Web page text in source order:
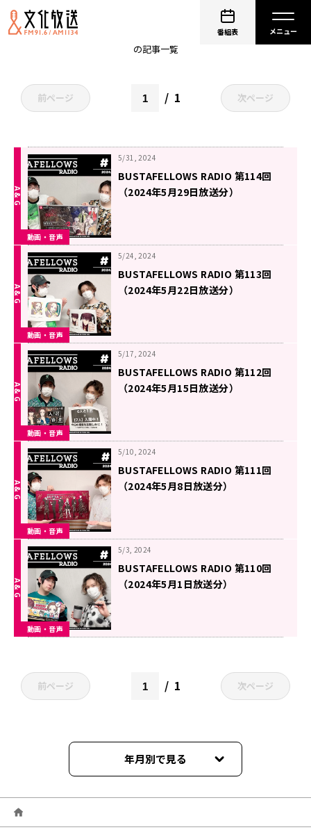
番組表
の記事一覧
前ページ 1 次ページ
動画・音声
5/31, 2024
BUSTAFELLOWS RADIO 第114回
（2024年5月29日放送分）
動画・音声
5/24, 2024
BUSTAFELLOWS RADIO 第113回
（2024年5月22日放送分）
動画・音声
5/17, 2024
BUSTAFELLOWS RADIO 第112回
（2024年5月15日放送分）
動画・音声
5/10, 2024
BUSTAFELLOWS RADIO 第111回
（2024年5月8日放送分）
動画・音声
5/3, 2024
BUSTAFELLOWS RADIO 第110回
（2024年5月1日放送分）
前ページ 1 次ページ
年月別で見る
2026年01月
2025年12月